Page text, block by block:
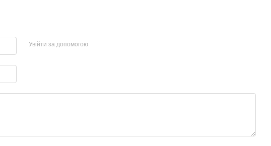
Увійти за допомогою